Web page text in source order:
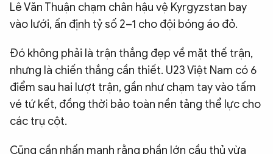
Lê Văn Thuận chạm chân hậu vệ Kyrgyzstan bay
vào lưới, ấn định tỷ số 2–1 cho đội bóng áo đỏ.
Đó không phải là trận thắng đẹp về mặt thế trận,
nhưng là chiến thắng cần thiết. U23 Việt Nam có 6
điểm sau hai lượt trận, gần như chạm tay vào tấm
vé tứ kết, đồng thời bảo toàn nền tảng thể lực cho
các trụ cột.
Cũng cần nhấn mạnh rằng phần lớn cầu thủ vừa